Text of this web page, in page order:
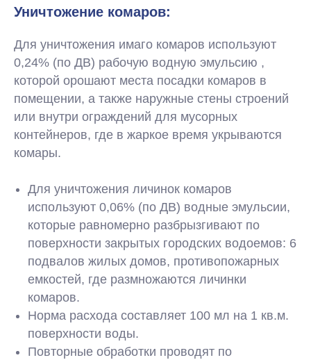
Уничтожение комаров:
Для уничтожения имаго комаров используют
0,24% (по ДВ) рабочую водную эмульсию ,
которой орошают места посадки комаров в
помещении, а также наружные стены строений
или внутри ограждений для мусорных
контейнеров, где в жаркое время укрываются
комары.
Для уничтожения личинок комаров
используют 0,06% (по ДВ) водные эмульсии,
которые равномерно разбрызгивают по
поверхности закрытых городских водоемов: 6
подвалов жилых домов, противопожарных
емкостей, где размножаются личинки
комаров.
Норма расхода составляет 100 мл на 1 кв.м.
поверхности воды.
Повторные обработки проводят по